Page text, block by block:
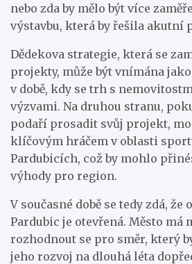
nebo zda by mělo být více
výstavbu, která by řešila akutní
Dědekova strategie, která se
projekty, může být vnímána
v době, kdy se trh s
výzvami. Na druhou stranu,
podaří prosadit svůj projekt,
klíčovým hráčem v oblasti
Pardubicích, což by mohlo
výhody pro region.
V současné době se tedy zdá, že
Pardubic je otevřená. Město má
rozhodnout se pro směr, který
jeho rozvoj na dlouhá léta